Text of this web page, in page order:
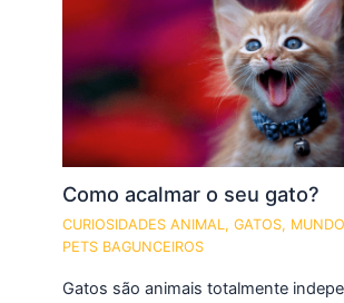
Como acalmar o seu gato?
CURIOSIDADES ANIMAL,GATOS,
PETS BAGUNCEIROS
Gatos são animais totalmente